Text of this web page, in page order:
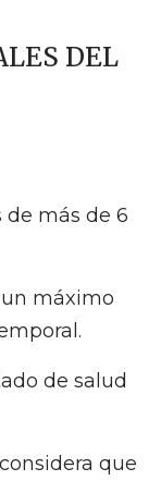
DEL
de más de 6
máximo
de salud
que